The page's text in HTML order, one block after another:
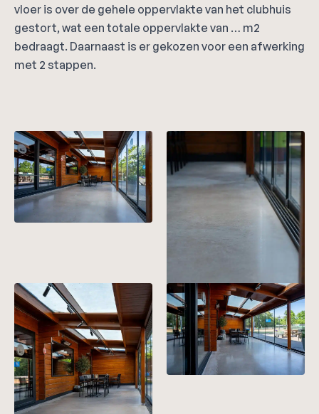
vloer is over de gehele oppervlakte van het clubhuis
gestort, wat een totale oppervlakte van … m2
bedraagt. Daarnaast is er gekozen voor een afwerking
met 2 stappen.